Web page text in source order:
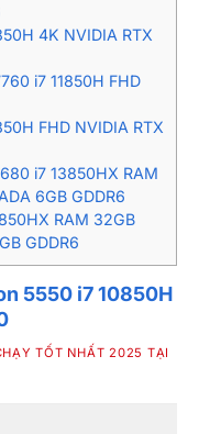
4K NVIDIA RTX
i7 11850H FHD
FHD NVIDIA RTX
i7 13850HX RAM
6GB GDDR6
RAM 32GB
GDDR6
5550 i7 10850H
TỐT NHẤT 2025 TẠI